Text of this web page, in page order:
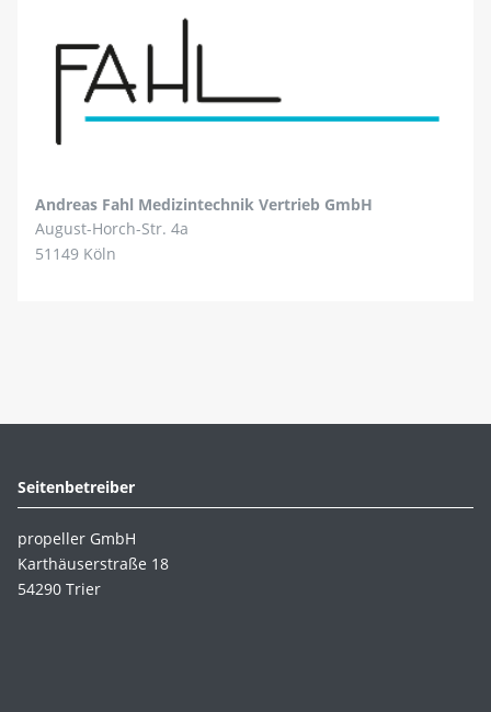
Andreas Fahl Medizintechnik Vertrieb GmbH
August-Horch-Str. 4a
51149 Köln
Seitenbetreiber
propeller GmbH
Karthäuserstraße 18
54290 Trier